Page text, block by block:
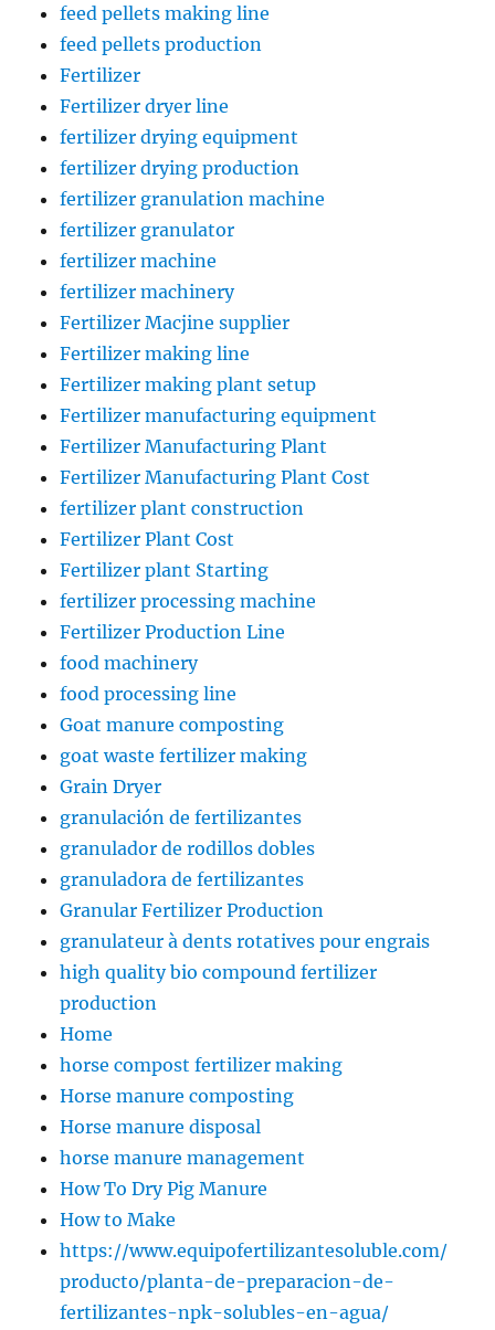
feed pellets making line
feed pellets production
Fertilizer
Fertilizer dryer line
fertilizer drying equipment
fertilizer drying production
fertilizer granulation machine
fertilizer granulator
fertilizer machine
fertilizer machinery
Fertilizer Macjine supplier
Fertilizer making line
Fertilizer making plant setup
Fertilizer manufacturing equipment
Fertilizer Manufacturing Plant
Fertilizer Manufacturing Plant Cost
fertilizer plant construction
Fertilizer Plant Cost
Fertilizer plant Starting
fertilizer processing machine
Fertilizer Production Line
food machinery
food processing line
Goat manure composting
goat waste fertilizer making
Grain Dryer
granulación de fertilizantes
granulador de rodillos dobles
granuladora de fertilizantes
Granular Fertilizer Production
granulateur à dents rotatives pour engrais
high quality bio compound fertilizer
production
Home
horse compost fertilizer making
Horse manure composting
Horse manure disposal
horse manure management
How To Dry Pig Manure
How to Make
https://www.equipofertilizantesoluble.com/
producto/planta-de-preparacion-de-
fertilizantes-npk-solubles-en-agua/